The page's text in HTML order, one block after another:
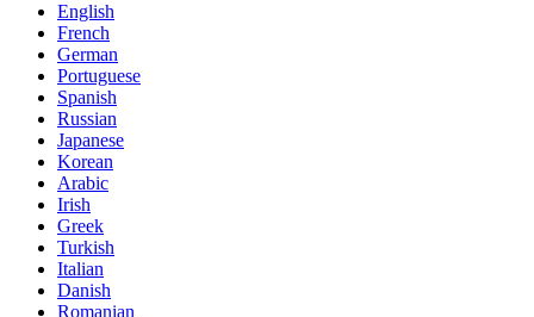
English
French
German
Portuguese
Spanish
Russian
Japanese
Korean
Arabic
Irish
Greek
Turkish
Italian
Danish
Romanian